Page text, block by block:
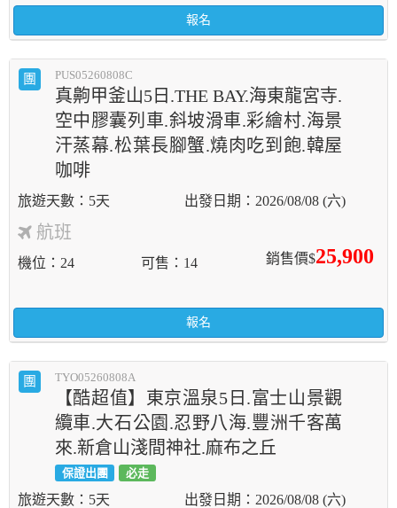
報名
團 PUS05260808C
真齁甲釜山5日.THE BAY.海東龍宮寺.
空中膠囊列車.斜坡滑車.彩繪村.海景
汗蒸幕.松葉長腳蟹.燒肉吃到飽.韓屋
咖啡
5天 2026/08/08 (六)
航班
銷售價$25,900
機位 24 可售 14
報名
團 TYO05260808A
【酷超值】東京溫泉5日.富士山景觀
纜車.大石公園.忍野八海.豐洲千客萬
來.新倉山淺間神社.麻布之丘
保證出團 必走
5天 2026/08/08 (六)